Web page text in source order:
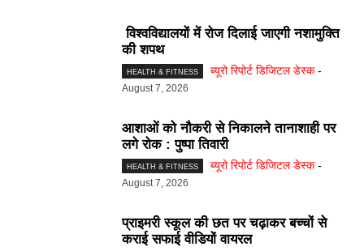
विश्वविद्यालयों में रोज दिलाई जाएगी नशामुक्ति
की शपथ
HEALTH & FITNESS ब्यूरो रिपोर्ट डिजिटल डेस्क -
August 7, 2026
आशाओं को नौकरी से निकालने तानाशाही पर
लगे रोक : पुष्पा तिवारी
HEALTH & FITNESS ब्यूरो रिपोर्ट डिजिटल डेस्क -
August 7, 2026
प्राइमरी स्कूल की छत पर चढ़ाकर बच्चों से
कराई सफाई वीडियों वायरल